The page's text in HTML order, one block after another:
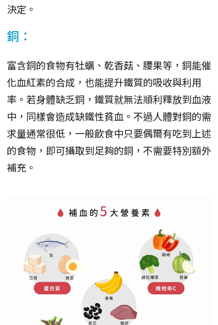
決定。
銅：
富含銅的食物有牡蠣、乾香菇、腰果等，銅能催
化血紅素的合成，也能提升鐵質的吸收與利用
率。若身體缺乏銅，鐵質就無法順利釋放到血液
中，同樣會造成缺鐵性貧血。不過人體對銅的需
求量通常很低，一般飲食中只要偶爾有吃到上述
的食物，即可攝取到足夠的銅，不需要特別額外
補充。